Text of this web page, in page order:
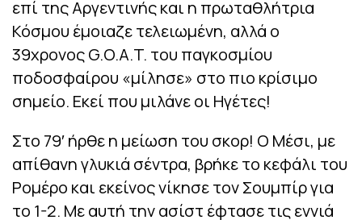
επί της Αργεντινής και η πρωταθλήτρια
Κόσμου έμοιαζε τελειωμένη, αλλά ο
39χρονος G.O.A.T. του παγκοσμίου
ποδοσφαίρου «μίλησε» στο πιο κρίσιμο
σημείο. Εκεί που μιλάνε οι Ηγέτες!
Στο 79′ ήρθε η μείωση του σκορ! Ο Μέσι, με
απίθανη γλυκιά σέντρα, βρήκε το κεφάλι του
Ρομέρο και εκείνος νίκησε τον Σουμπίρ για
το 1-2. Με αυτή την ασίστ έφτασε τις εννιά